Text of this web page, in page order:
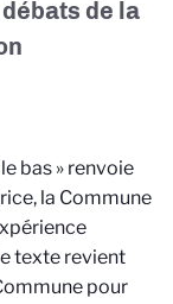
de la
bas » renvoie
la Commune
texte revient
pour